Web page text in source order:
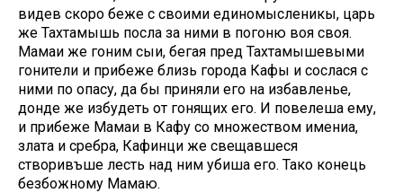
видев скоро беже с своими единомысленикы, царь
же Тахтамышь посла за ними в погоню воя своя.
Мамаи же гоним сыи, бегая пред Тахтамышевыми
гонители и прибеже близь города Кафы и сослася с
ними по опасу, да бы приняли его на избавленье,
донде же избудеть от гонящих его. И повелеша ему,
и прибеже Мамаи в Кафу со множеством имениа,
злата и сребра, Кафинци же свещавшеся
створивъше лесть над ним убиша его. Тако конець
безбожному Мамаю.